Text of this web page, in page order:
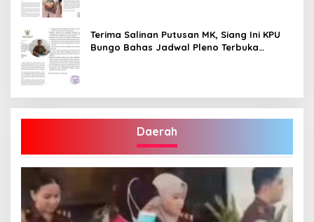
Terima Salinan Putusan MK, Siang Ini KPU
Bungo Bahas Jadwal Pleno Terbuka
Daerah